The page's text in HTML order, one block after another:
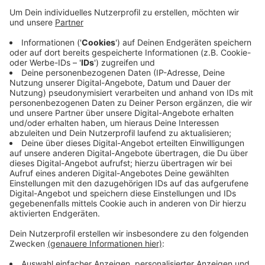
auf den 14. Mai entlang der Langerfelder und
Schwelmer Straße sowie einiger Seitenstraßen ab.
Aufgrund der räumlichen und zeitlichen Nähe
könnten die Taten zusammenhängen, heißt es von
der Polizei. In einem Fall wurden drei männliche
Jugendliche im Alter von 15 oder 16 Jahren
beobachtet. Sie trugen dunkle Kleidung und hatten
einen dunklen Teint. Wer Hinweise hat, soll die
Polizei unter der Nummer 284-0 anrufen.
Veröffentlicht:Dienstag, 31.05.2022 10:05
Anzeige